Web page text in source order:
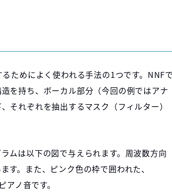
ためによく使われる手法の1つです。NNFで
を持ち、ボーカル部分（今回の例ではアナ
それぞれを抽出するマスク（フィルター）
ムは以下の図で与えられます。周波数方向
す。また、ピンク色の枠で囲われた、
ノ音です。